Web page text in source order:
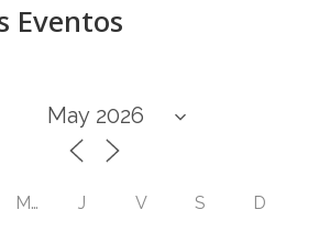
Eventos
M J V S D